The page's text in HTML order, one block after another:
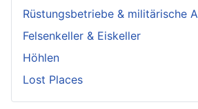
Rüstungsbetriebe & militärische
Felsenkeller & Eiskeller
Höhlen
Lost Places